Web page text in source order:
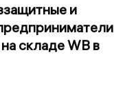
и
складе WB в